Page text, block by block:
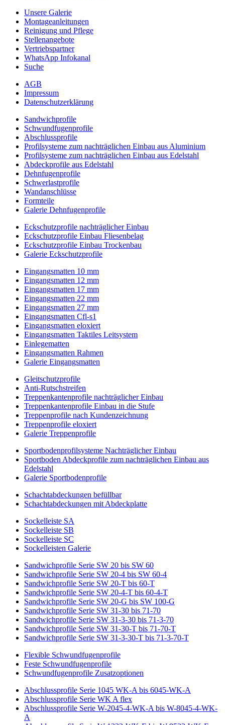
Unsere Galerie
Montageanleitungen
Reinigung und Pflege
Stellenangebote
Vertriebspartner
WhatsApp Infokanal
Suche
AGB
Impressum
Datenschutzerklärung
Sandwichprofile
Schwundfugenprofile
Abschlussprofile
Profilsysteme zum nachträglichen Einbau aus Aluminium
Profilsysteme zum nachträglichen Einbau aus Edelstahl
Abdeckprofile aus Edelstahl
Dehnfugenprofile
Schwerlastprofile
Wandanschlüsse
Formteile
Galerie Dehnfugenprofile
Eckschutzprofile nachträglicher Einbau
Eckschutzprofile Einbau Fliesenbelag
Eckschutzprofile Einbau Trockenbau
Galerie Eckschutzprofile
Eingangsmatten 10 mm
Eingangsmatten 12 mm
Eingangsmatten 17 mm
Eingangsmatten 22 mm
Eingangsmatten 27 mm
Eingangsmatten Cfl-s1
Eingangsmatten eloxiert
Eingangsmatten Taktiles Leitsystem
Einlegematten
Eingangsmatten Rahmen
Galerie Eingangsmatten
Gleitschutzprofile
Anti-Rutschstreifen
Treppenkantenprofile nachträglicher Einbau
Treppenkantenprofile Einbau in die Stufe
Treppenprofile nach Kundenzeichnung
Treppenprofile eloxiert
Galerie Treppenprofile
Sportbodenprofilsysteme Nachträglicher Einbau
Sportboden Abdeckprofile zum nachträglichen Einbau aus
Edelstahl
Galerie Sportbodenprofile
Schachtabdeckungen befüllbar
Schachtabdeckungen mit Abdeckplatte
Sockelleiste SA
Sockelleiste SB
Sockelleiste SC
Sockelleisten Galerie
Sandwichprofile Serie SW 20 bis SW 60
Sandwichprofile Serie SW 20-4 bis SW 60-4
Sandwichprofile Serie SW 20-T bis 60-T
Sandwichprofile Serie SW 20-4-T bis 60-4-T
Sandwichprofile Serie SW 20-G bis SW 100-G
Sandwichprofile Serie SW 31-30 bis 71-70
Sandwichprofile Serie SW 31-3-30 bis 71-3-70
Sandwichprofile Serie SW 31-30-T bis 71-70-T
Sandwichprofile Serie SW 31-3-30-T bis 71-3-70-T
Flexible Schwundfugenprofile
Feste Schwundfugenprofile
Schwundfugenprofile Zusatzoptionen
Abschlussprofile Serie 1045 WK-A bis 6045-WK-A
Abschlussprofile Serie WK A flex
Abschlussprofile Serie W-2045-4-WK-A bis W-8045-4-WK-
A